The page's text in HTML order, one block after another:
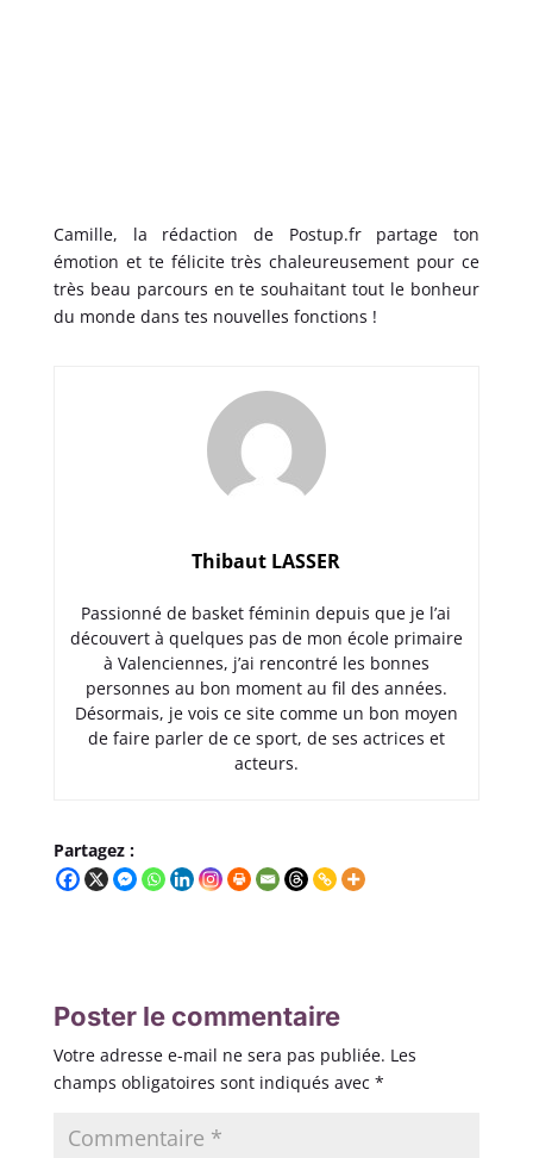
Camille, la rédaction de Postup.fr partage ton
émotion et te félicite très chaleureusement pour ce
très beau parcours en te souhaitant tout le bonheur
du monde dans tes nouvelles fonctions !
Thibaut LASSER
Passionné de basket féminin depuis que je l’ai
découvert à quelques pas de mon école primaire
à Valenciennes, j’ai rencontré les bonnes
personnes au bon moment au fil des années.
Désormais, je vois ce site comme un bon moyen
de faire parler de ce sport, de ses actrices et
acteurs.
Partagez :
Poster le commentaire
Votre adresse e-mail ne sera pas publiée. Les
champs obligatoires sont indiqués avec *